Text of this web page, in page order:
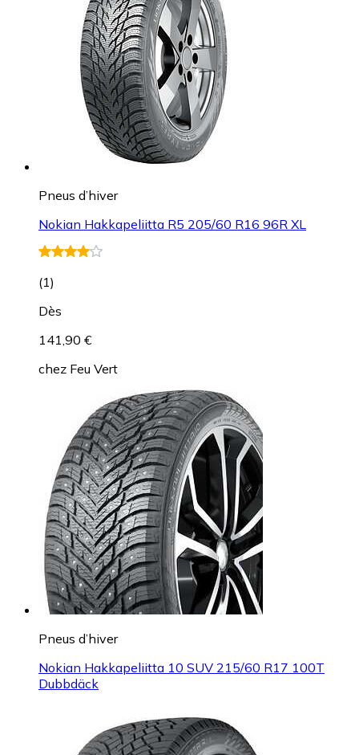
Pneus d’hiver
Nokian Hakkapeliitta R5 205/60 R16 96R XL
(1)
Dès
141,90 €
chez Feu Vert
Pneus d’hiver
Nokian Hakkapeliitta 10 SUV 215/60 R17 100T
Dubbdäck